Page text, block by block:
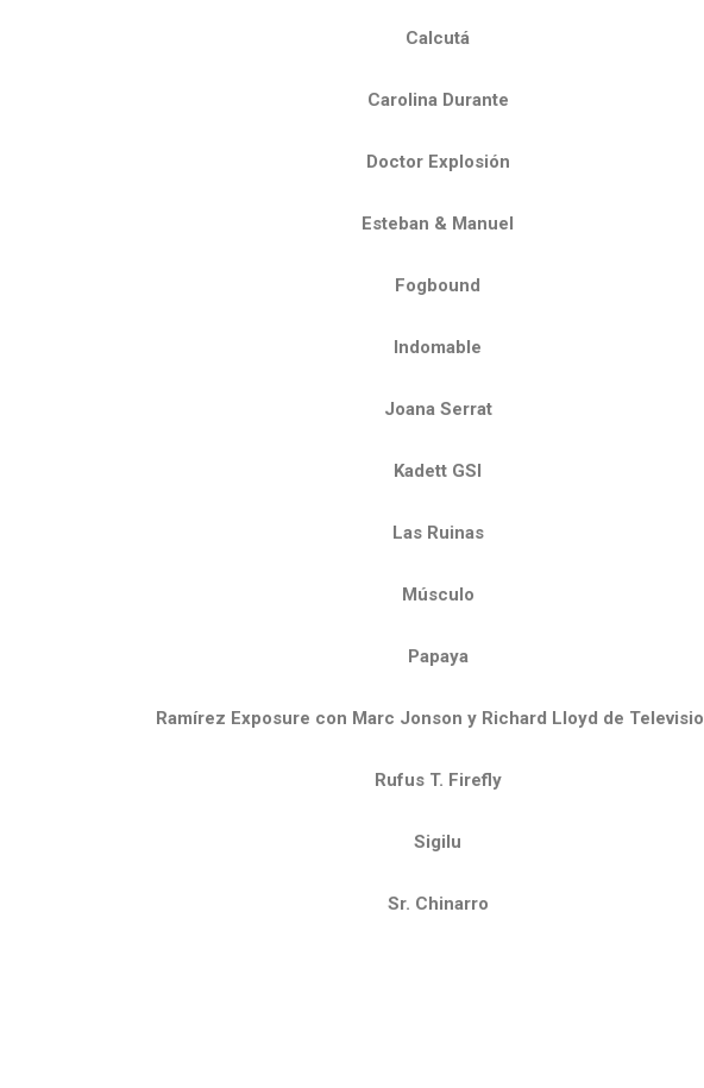
Calcutá
Carolina Durante
Doctor Explosión
Esteban & Manuel
Fogbound
Indomable
Joana Serrat
Kadett GSI
Las Ruinas
Músculo
Papaya
Ramírez Exposure con Marc Jonson y Richard Lloyd de
Rufus T. Firefly
Sigilu
Sr. Chinarro